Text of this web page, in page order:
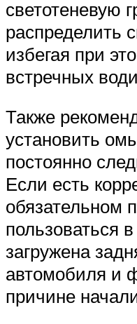
светотеневую
распределить
избегая при
встречных
Также
установить
постоянно
Если есть
обязательном
пользоваться
загружена
автомобиля и
причине